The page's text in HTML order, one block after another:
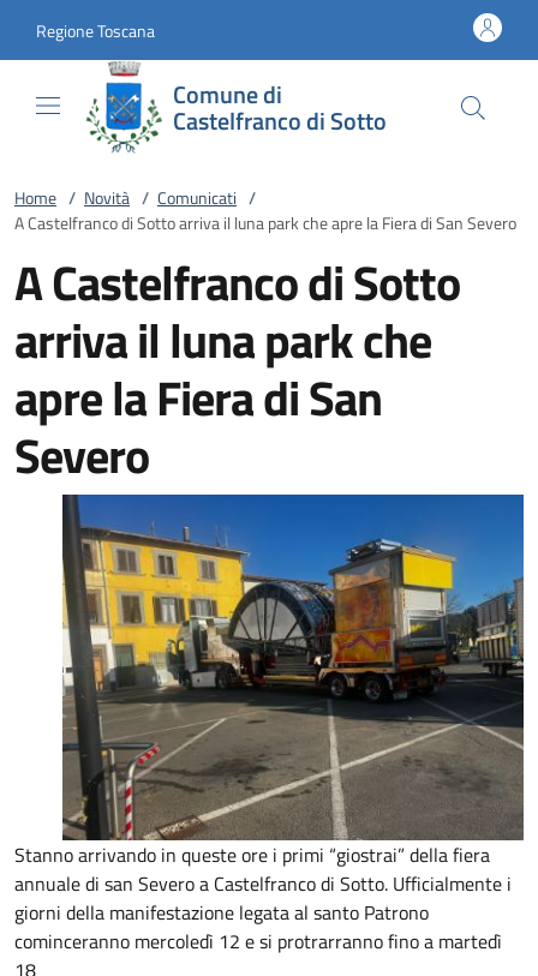
Regione Toscana
Comune di
Castelfranco di Sotto
Home / Novità / Comunicati /
A Castelfranco di Sotto arriva il luna park che apre la Fiera di San Severo
A Castelfranco di Sotto
arriva il luna park che
apre la Fiera di San
Severo
Stanno arrivando in queste ore i primi “giostrai” della fiera
annuale di san Severo a Castelfranco di Sotto. Ufficialmente i
giorni della manifestazione legata al santo Patrono
cominceranno mercoledì 12 e si protrarranno fino a martedì
18